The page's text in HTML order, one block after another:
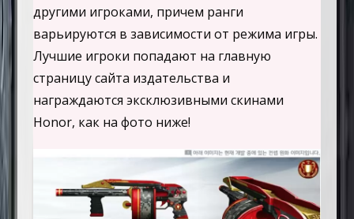
другими игроками, причем ранги
варьируются в зависимости от режима игры.
Лучшие игроки попадают на главную
страницу сайта издательства и
награждаются эксклюзивными скинами
Honor, как на фото ниже!